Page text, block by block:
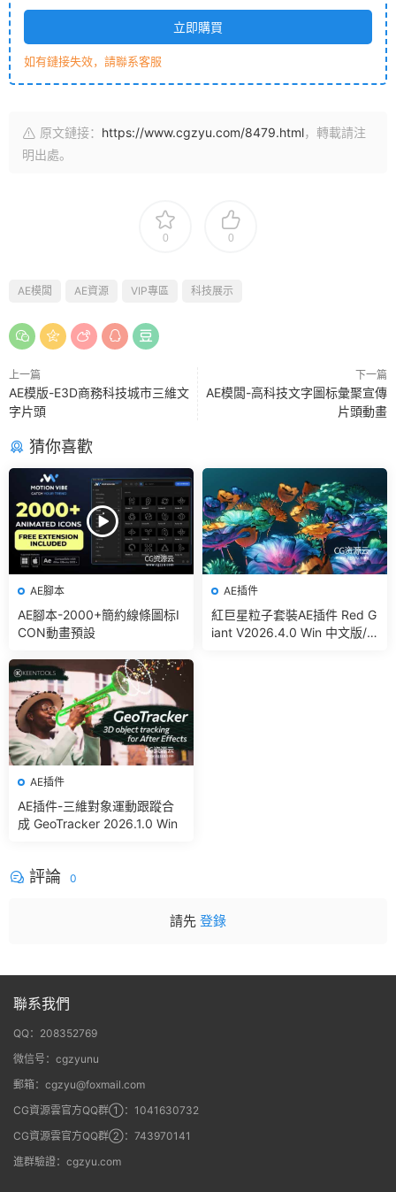
立即購買
如有鏈接失效，請聯系客服
原文鏈接： https://www.cgzyu.com/8479.html，轉載請注
明出處。
0 0
AE模闆 AE資源 VIP專區 科技展示
上一篇
AE模版-E3D商務科技城市三維文
字片頭
下一篇
AE模闆-高科技文字圖标彙聚宣傳
片頭動畫
猜你喜歡
AE腳本
AE腳本-2000+簡約線條圖标I
CON動畫預設
AE插件
紅巨星粒子套裝AE插件 Red G
iant V2026.4.0 Win 中文版/
AE插件
AE插件-三維對象運動跟蹤合
成 GeoTracker 2026.1.0 Win
評論 0
請先 登錄
聯系我們
QQ：208352769
微信号：cgzyunu
郵箱：cgzyu@foxmail.com
CG資源雲官方QQ群①：1041630732
CG資源雲官方QQ群②：743970141
進群驗證：cgzyu.com